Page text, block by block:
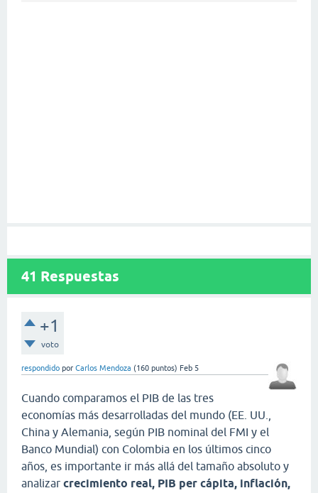
41 Respuestas
+1
voto
respondido por Carlos Mendoza (160 puntos) Feb 5
Cuando comparamos el PIB de las tres
economías más desarrolladas del mundo (EE. UU.,
China y Alemania, según PIB nominal del FMI y el
Banco Mundial) con Colombia en los últimos cinco
años, es importante ir más allá del tamaño absoluto y
analizar crecimiento real, PIB per cápita, inflación,